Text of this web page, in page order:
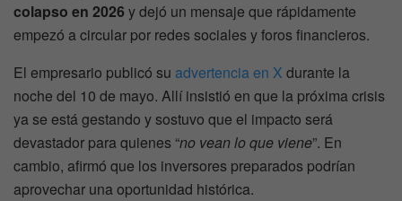
colapso en 2026 y dejó un mensaje que rápidamente
empezó a circular por redes sociales y foros financieros.
El empresario publicó su advertencia en X durante la
noche del 10 de mayo. Allí insistió en que la próxima crisis
ya se está gestando y sostuvo que el impacto será
devastador para quienes “no vean lo que viene”. En
cambio, afirmó que los inversores preparados podrían
aprovechar una oportunidad histórica.